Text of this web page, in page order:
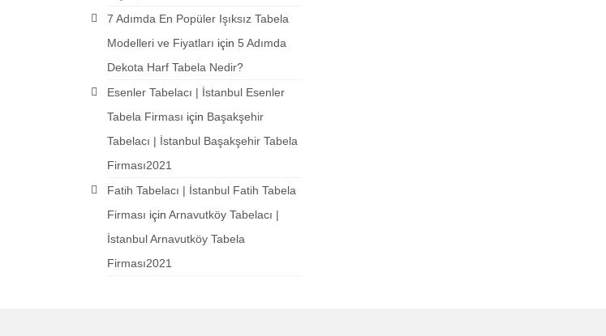
7 Adımda En Popüler Işıksız Tabela
Modelleri ve Fiyatları için 5 Adımda
Dekota Harf Tabela Nedir?
Esenler Tabelacı | İstanbul Esenler
Tabela Firması için Başakşehir
Tabelacı | İstanbul Başakşehir Tabela
Firması2021
Fatih Tabelacı | İstanbul Fatih Tabela
Firması için Arnavutköy Tabelacı |
İstanbul Arnavutköy Tabela
Firması2021